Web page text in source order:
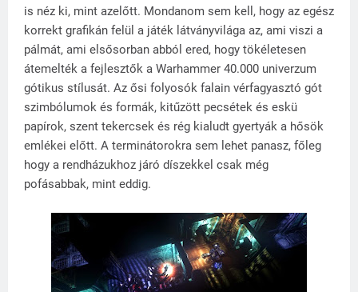
is néz ki, mint azelőtt. Mondanom sem kell, hogy az egész
korrekt grafikán felül a játék látványvilága az, ami viszi a
pálmát, ami elsősorban abból ered, hogy tökéletesen
átemelték a fejlesztők a Warhammer 40.000 univerzum
gótikus stílusát. Az ősi folyosók falain vérfagyasztó gót
szimbólumok és formák, kitűzött pecsétek és eskü
papírok, szent tekercsek és rég kialudt gyertyák a hősök
emlékei előtt. A terminátorokra sem lehet panasz, főleg
hogy a rendházukhoz járó díszekkel csak még
pofásabbak, mint eddig.